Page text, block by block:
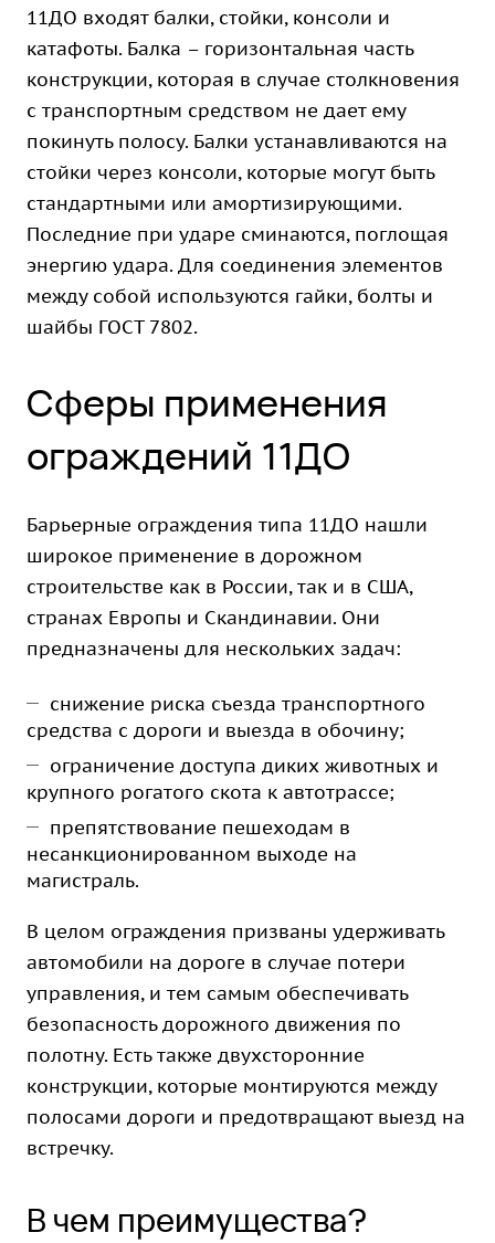
11ДО входят балки, стойки, консоли и
катафоты. Балка – горизонтальная часть
конструкции, которая в случае столкновения
с транспортным средством не дает ему
покинуть полосу. Балки устанавливаются на
стойки через консоли, которые могут быть
стандартными или амортизирующими.
Последние при ударе сминаются, поглощая
энергию удара. Для соединения элементов
между собой используются гайки, болты и
шайбы ГОСТ 7802.
Сферы применения
ограждений 11ДО
Барьерные ограждения типа 11ДО нашли
широкое применение в дорожном
строительстве как в России, так и в США,
странах Европы и Скандинавии. Они
предназначены для нескольких задач:
снижение риска съезда транспортного
средства с дороги и выезда в обочину;
ограничение доступа диких животных и
крупного рогатого скота к автотрассе;
препятствование пешеходам в
несанкционированном выходе на
магистраль.
В целом ограждения призваны удерживать
автомобили на дороге в случае потери
управления, и тем самым обеспечивать
безопасность дорожного движения по
полотну. Есть также двухсторонние
конструкции, которые монтируются между
полосами дороги и предотвращают выезд на
встречку.
В чем преимущества?